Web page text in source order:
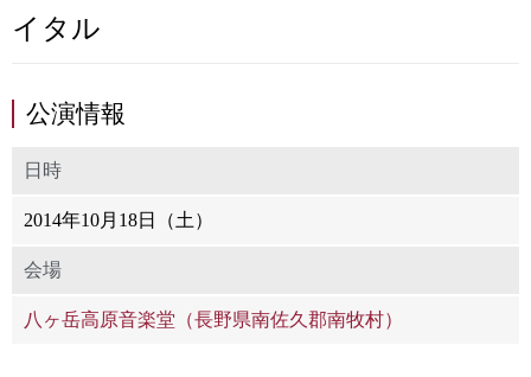
イタル
公演情報
日時
2014年10月18日（土）
会場
八ヶ岳高原音楽堂（長野県南佐久郡南牧村）